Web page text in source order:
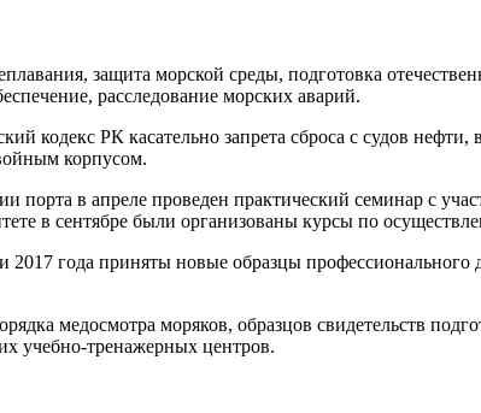
защита морской среды, подготовка
расследование морских аварий.
кодекс РК касательно запрета сброса с судов
корпусом.
в апреле проведен практический семинар с
в сентябре были организованы курсы по
года приняты новые образцы
медосмотра моряков, образцов свидетельств
учебно-тренажерных центров.